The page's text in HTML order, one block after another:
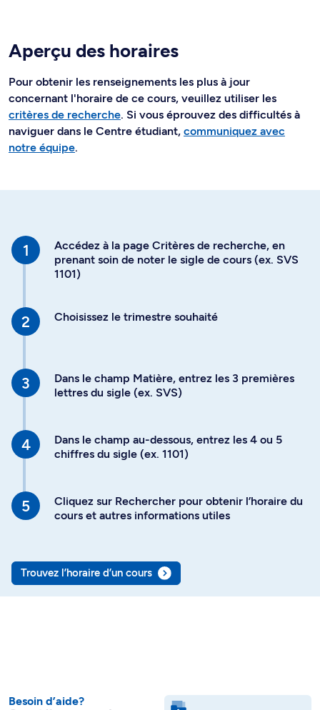
Aperçu des horaires
Pour obtenir les renseignements les plus à jour
concernant l'horaire de ce cours, veuillez utiliser les
critères de recherche. Si vous éprouvez des difficultés à
naviguer dans le Centre étudiant, communiquez avec
notre équipe.
Accédez à la page Critères de recherche, en
prenant soin de noter le sigle de cours (ex. SVS
1101)
Choisissez le trimestre souhaité
Dans le champ Matière, entrez les 3 premières
lettres du sigle (ex. SVS)
Dans le champ au-dessous, entrez les 4 ou 5
chiffres du sigle (ex. 1101)
Cliquez sur Rechercher pour obtenir l’horaire du
cours et autres informations utiles
Trouvez l’horaire d’un cours
Besoin d’aide?